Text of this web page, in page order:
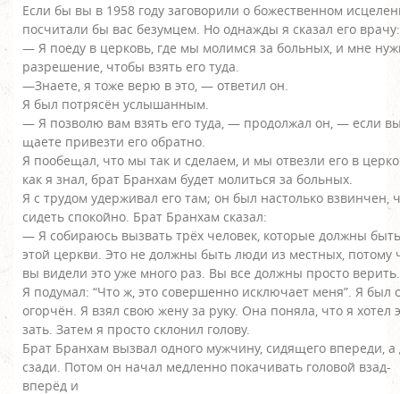
Если бы вы в 1958 году заговорили о божественном
посчитали бы вас безумцем. Но однажды я сказал его
— Я поеду в церковь, где мы молимся за больных, и мне
разрешение, чтобы взять его туда.
—Знаете, я тоже верю в это, — ответил он.
Я был потрясён услышанным.
— Я позволю вам взять его туда, — продолжал он, — если
щаете привезти его обратно.
Я пообещал, что мы так и сделаем, и мы отвезли его в
как я знал, брат Бранхам будет молиться за больных.
Я с трудом удерживал его там; он был настолько взвинчен,
сидеть спокойно. Брат Бранхам сказал:
— Я собираюсь вызвать трёх человек, которые должны
этой церкви. Это не должны быть люди из местных, потому
вы видели это уже много раз. Вы все должны просто верить.
Я подумал: “Что ж, это совершенно исключает меня”. Я был
огорчён. Я взял свою жену за руку. Она поняла, что я хотел
зать. Затем я просто склонил голову.
Брат Бранхам вызвал одного мужчину, сидящего впереди,
сзади. Потом он начал медленно покачивать головой взад-
вперёд и